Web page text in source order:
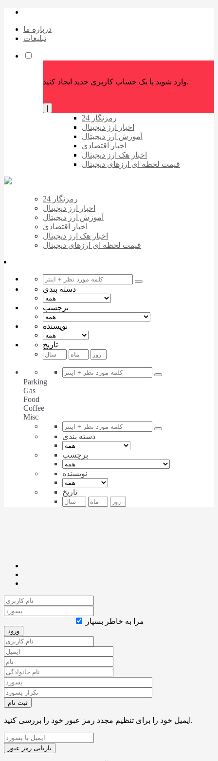
درباره ما
تبلیغات
وارد شوید یا یک حساب کاربری جدید ایجاد کنید.
رمزنگار 24
اخبار ارز دیجیتال
آموزش ارز دیجیتال
اخبار اقتصادی
اخبار هک ارز دیجیتال
قیمت لحظه ای ارزهای دیجیتال
رمزنگار 24
اخبار ارز دیجیتال
آموزش ارز دیجیتال
اخبار اقتصادی
اخبار هک ارز دیجیتال
قیمت لحظه ای ارزهای دیجیتال
دسته بندی
برچسب
نویسنده
تاریخ
Parking
Gas
Food
Coffee
Misc
دسته بندی
برچسب
نویسنده
تاریخ
مرا به خاطر بسپار
ایمیل خود را برای تنظیم مجدد رمز عبور خود را بررسی کنید.